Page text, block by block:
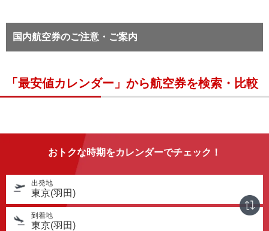
国内航空券のご注意・ご案内
「最安値カレンダー」から航空券を検索・比較
おトクな時期をカレンダーでチェック！
出発地
東京(羽田)
到着地
東京(羽田)